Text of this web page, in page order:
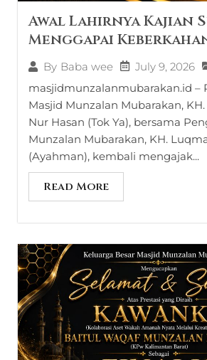
Awal Lahirnya Kajian
Menggapai
By Baba wee July 9, 2026
masjidmunzalanmubarakan.id –
Masjid Munzalan Mubarakan,
Nur Hasan (Tok Ya), bersama
Munzalan Mubarakan, KH.
(Ayahman), kembali mengajak...
Read More